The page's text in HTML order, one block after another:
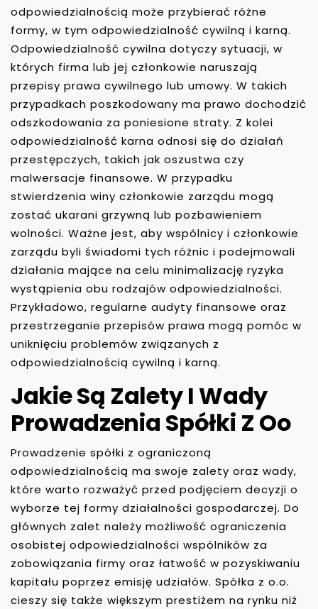
odpowiedzialnością może przybierać różne
formy, w tym odpowiedzialność cywilną i karną.
Odpowiedzialność cywilna dotyczy sytuacji, w
których firma lub jej członkowie naruszają
przepisy prawa cywilnego lub umowy. W takich
przypadkach poszkodowany ma prawo dochodzić
odszkodowania za poniesione straty. Z kolei
odpowiedzialność karna odnosi się do działań
przestępczych, takich jak oszustwa czy
malwersacje finansowe. W przypadku
stwierdzenia winy członkowie zarządu mogą
zostać ukarani grzywną lub pozbawieniem
wolności. Ważne jest, aby wspólnicy i członkowie
zarządu byli świadomi tych różnic i podejmowali
działania mające na celu minimalizację ryzyka
wystąpienia obu rodzajów odpowiedzialności.
Przykładowo, regularne audyty finansowe oraz
przestrzeganie przepisów prawa mogą pomóc w
uniknięciu problemów związanych z
odpowiedzialnością cywilną i karną.
Jakie Są Zalety I Wady
Prowadzenia Spółki Z Oo
Prowadzenie spółki z ograniczoną
odpowiedzialnością ma swoje zalety oraz wady,
które warto rozważyć przed podjęciem decyzji o
wyborze tej formy działalności gospodarczej. Do
głównych zalet należy możliwość ograniczenia
osobistej odpowiedzialności wspólników za
zobowiązania firmy oraz łatwość w pozyskiwaniu
kapitału poprzez emisję udziałów. Spółka z o.o.
cieszy się także większym prestiżem na rynku niż